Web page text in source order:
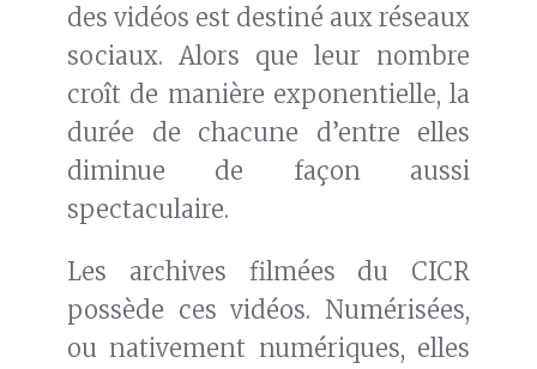
des vidéos est destiné aux réseaux
sociaux. Alors que leur nombre
croît de manière exponentielle, la
durée de chacune d’entre elles
diminue de façon aussi
spectaculaire.
Les archives filmées du CICR
possède ces vidéos. Numérisées,
ou nativement numériques, elles